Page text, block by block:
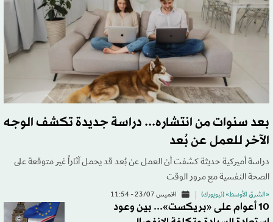
بعد سنوات من انتشاره... دراسة جديدة تكشف الوجه
الآخر للعمل عن بُعد
دراسة أميركية حديثة كشفت أن العمل عن بُعد قد يحمل آثاراً غير متوقعة على
الصحة النفسية مع مرور الوقت
«الشرق الأوسط» (نيويورك) الخميس 23/07 - 11:54
10 أعوام على «بريكست»... بين وعود